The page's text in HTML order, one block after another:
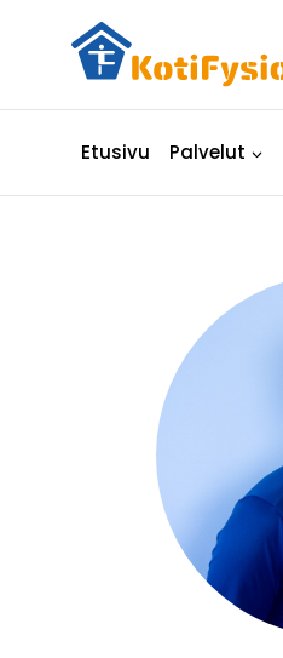
sisältöön
Etusivu Palvelut